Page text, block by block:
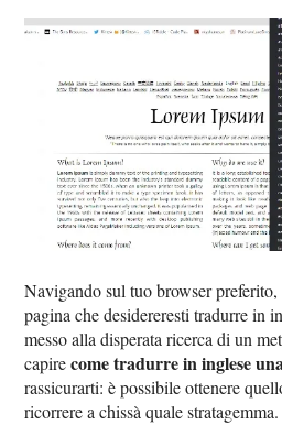
Navigando sul tuo browser
pagina che desidereresti tradurre in
messo alla disperata ricerca di un
capirecome tradurre in inglese
rassicurarti: è possibile ottenere
ricorrere a chissà quale stratagemma.